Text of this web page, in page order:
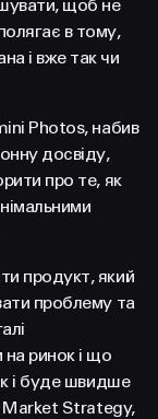
щоб не
в тому,
і вже так чи
Photos, набив
досвіду,
про те, як
продукт, який
проблему та
на ринок і що
і буде швидше
Market Strategy,